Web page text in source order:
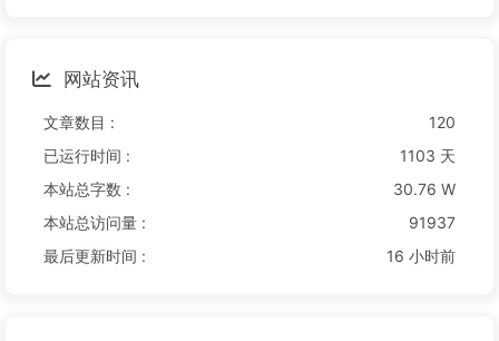
网站资讯
文章数目 :
120
已运行时间 :
1103 天
本站总字数 :
30.76 W
本站总访问量 :
91937
最后更新时间 :
16 小时前